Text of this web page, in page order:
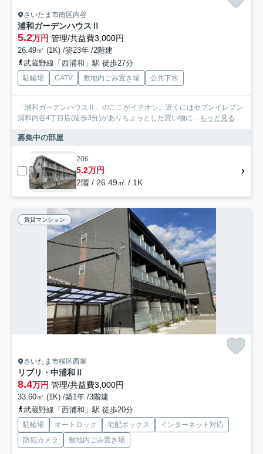
さいたま市南区内谷
浦和ガーデンハウスⅡ
5.2万円 管理/共益費3,000円
26.49㎡ (1K) /築23年 /2階建
武蔵野線「西浦和」駅 徒歩27分
駐輪場 CATV 敷地内ごみ置き場 公共下水
「浦和ガーデンハウスⅡ」のここがイチオシ。近くにはセブンイレブン
浦和内谷4丁目店(徒歩3分)がありちょっとした買い物に...
もっと見る
募集中の部屋
206
5.2万円
2階 / 26.49㎡ / 1K
賃貸マンション
さいたま市桜区西堀
リブリ・中浦和Ⅱ
8.4万円 管理/共益費3,000円
33.60㎡ (1K) /築1年 /3階建
武蔵野線「西浦和」駅 徒歩20分
駐輪場 オートロック 宅配ボックス
インターネット対応
防犯カメラ
敷地内ごみ置き場